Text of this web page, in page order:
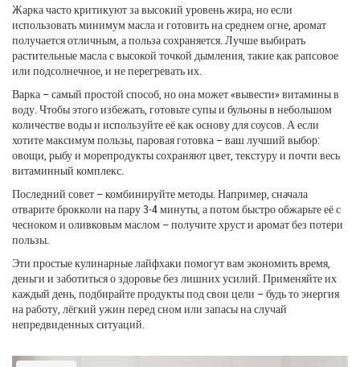
Жарка часто критикуют за высокий уровень жира, но если
использовать минимум масла и готовить на среднем огне, аромат
получается отличным, а польза сохраняется. Лучше выбирать
растительные масла с высокой точкой дымления, такие как рапсовое
или подсолнечное, и не перегревать их.
Варка – самый простой способ, но она может «вывести» витамины в
воду. Чтобы этого избежать, готовьте супы и бульоны в небольшом
количестве воды и используйте её как основу для соусов. А если
хотите максимум пользы, паровая готовка – ваш лучший выбор:
овощи, рыбу и морепродукты сохраняют цвет, текстуру и почти весь
витаминный комплекс.
Последний совет – комбинируйте методы. Например, сначала
отварите брокколи на пару 3‑4 минуты, а потом быстро обжарьте её с
чесноком и оливковым маслом – получите хруст и аромат без потери
пользы.
Эти простые кулинарные лайфхаки помогут вам экономить время,
деньги и заботиться о здоровье без лишних усилий. Применяйте их
каждый день, подбирайте продукты под свои цели – будь то энергия
на работу, лёгкий ужин перед сном или запасы на случай
непредвиденных ситуаций.